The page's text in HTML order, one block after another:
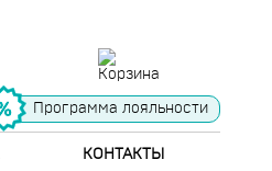
Программа лояльности
КОНТАКТЫ